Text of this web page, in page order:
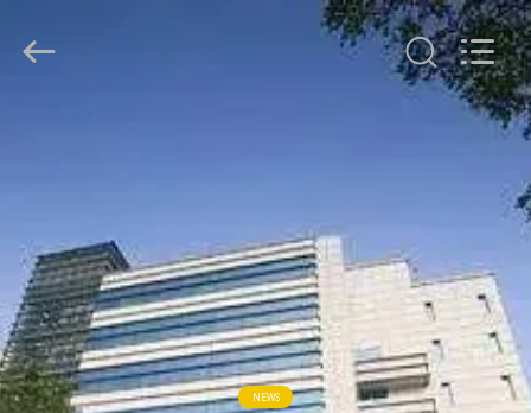
الصفحة
منتجات
معلومات
عنا
HongRuiXing
(Hubei)
Electronics
Co.,Ltd..
All
Rights
Reserved.
NEWS